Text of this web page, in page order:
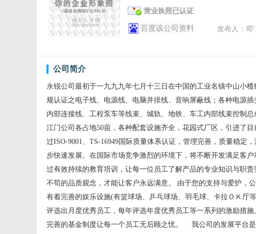
营业执照已认证
百度该公司资料 发布人：邓
公司简介
永锐公司最初于一九九九年七月十三日在中国的工业名镇中山小
规认证之电子线、电源线、电脑并排线、音响屏蔽线；各种电源
内部连接线、工程泵车等线束、城轨、地铁、车工内部线束控制
江门公司各占地50亩，各种配套设施齐全，花园式厂区，引进了
过ISO-9001、TS-16949国际质量体系认证，管理完善，质量稳定
步快速发展。在国际市场竞争激烈的环境下，将不断开发满足客
过有效持续的教育培训，让每一位员工了解产品的专业知识与职
不苟的品质观念，才能让客户永远满意。 由于您的支持与爱护
有着完善的娱乐设施(有篮球场、乒乓球场、羽毛球、卡拉ＯＫ厅
评选出月度优秀员工，每年评选年度优秀员工等一系列的激励
完善的基金制度让每一个员工无后顾之忧。 我公司的发展平台